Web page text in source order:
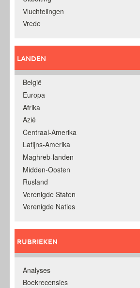
Vluchtelingen
Vrede
LANDEN
België
Europa
Afrika
Azië
Centraal-Amerika
Latijns-Amerika
Maghreb-landen
Midden-Oosten
Rusland
Verenigde Staten
Verenigde Naties
RUBRIEKEN
Analyses
Boekrecensies